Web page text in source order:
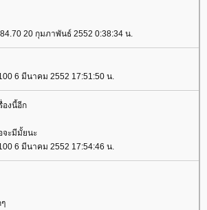
20 กุมภาพันธ์ 2552 0:38:34 น.
6 มีนาคม 2552 17:51:50 น.
องนี้อีก
จะมีมั้ยนะ
6 มีนาคม 2552 17:54:46 น.